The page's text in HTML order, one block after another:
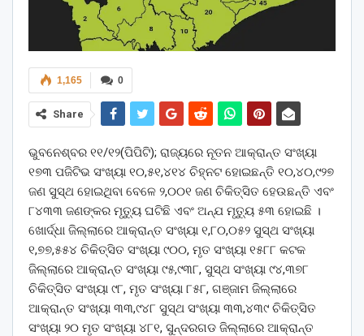
0
1,165
Share
ଭୁବନେଶ୍ବର ୧୧/୧୨(ପିପିଟି); ରାଜ୍ୟରେ ନୂତନ ଆକ୍ରାନ୍ତ ସଂଖ୍ୟା
୧୭୩ ପଜିଟିଭ ସଂଖ୍ୟା ୧୦,୫୧,୪୧୪ ଚିହ୍ନଟ ହୋଇଛନ୍ତି ୧୦,୪୦,୯୨୭
ଜଣ ସୁସ୍ଥ ହୋଇଥିବା ବେଳେ ୨,୦୦୧ ଜଣ ଚିକିତ୍ସିତ ହେଉଛନ୍ତି ଏବଂ
୮୪୩୩ ଜଣଙ୍କର ମୃତ୍ୟୁ ଘଟିଛି ଏବଂ ଅନ୍ଯ ମୃତ୍ୟୁ ୫୩ ହୋଇଛି ।
ଖୋର୍ଦ୍ଧା ଜିଲ୍ଲାରେ ଆକ୍ରାନ୍ତ ସଂଖ୍ୟା ୧,୮୦,୦୫୨ ସୁସ୍ଥ ସଂଖ୍ୟା
୧,୭୭,୫୫୪ ଚିକିତ୍ସିତ ସଂଖ୍ୟା ୯୦୦, ମୃତ ସଂଖ୍ୟା ୧୫୮୮ କଟକ
ଜିଲ୍ଲାରେ ଆକ୍ରାନ୍ତ ସଂଖ୍ୟା ୯୫,୯୩୮, ସୁସ୍ଥ ସଂଖ୍ୟା ୯୪,୩୭୮
ଚିକିତ୍ସିତ ସଂଖ୍ୟା ୯୮, ମୃତ ସଂଖ୍ୟା ୮୫୮, ଗଞ୍ଜାମ ଜିଲ୍ଲାରେ
ଆକ୍ରାନ୍ତ ସଂଖ୍ୟା ୩୩,୯୪୮ ସୁସ୍ଥ ସଂଖ୍ୟା ୩୩,୪୩୯ ଚିକିତ୍ସିତ
ସଂଖ୍ୟା ୨୦ ମୃତ ସଂଖ୍ୟା ୪୮୧, ସୁନ୍ଦରଗଡ ଜିଲ୍ଲାରେ ଆକ୍ରାନ୍ତ